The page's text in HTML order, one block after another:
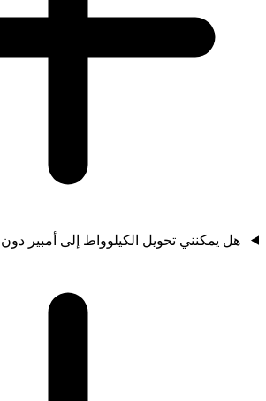
هل يمكنني تحويل الكيلوواط إلى أمبير